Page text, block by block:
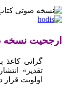
ارجحیت نسخه
گرانی کاغذ
تقدیر»
اولویت قرار